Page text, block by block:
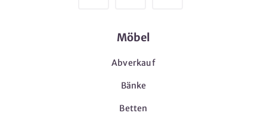
Möbel
Abverkauf
Bänke
Betten